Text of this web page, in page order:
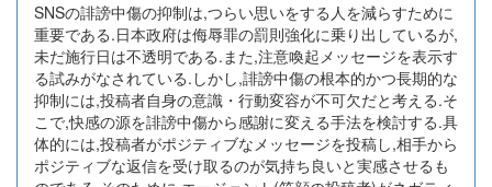
SNSの誹謗中傷の抑制は,つらい思いをする人を減らすために
重要である.日本政府は侮辱罪の罰則強化に乗り出しているが,
未だ施行日は不透明である.また,注意喚起メッセージを表示す
る試みがなされている.しかし,誹謗中傷の根本的かつ長期的な
抑制には,投稿者自身の意識・行動変容が不可欠だと考える.そ
こで,快感の源を誹謗中傷から感謝に変える手法を検討する.具
体的には,投稿者がポジティブなメッセージを投稿し,相手から
ポジティブな返信を受け取るのが気持ち良いと実感させるも